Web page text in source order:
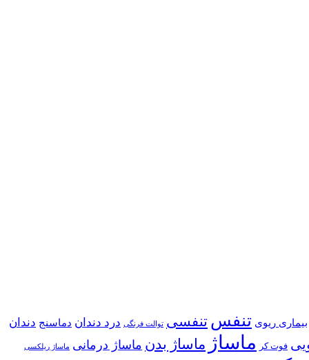
بیماری ریوی تنفس تنفسی توالت فرنگی درد دندان دماسنج دندان
فوت کر ماساژ ماساژ بدن ماساژ درمانی ماساژ ریلکسی